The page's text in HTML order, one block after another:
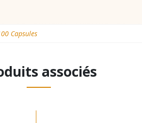
Capsules
associés